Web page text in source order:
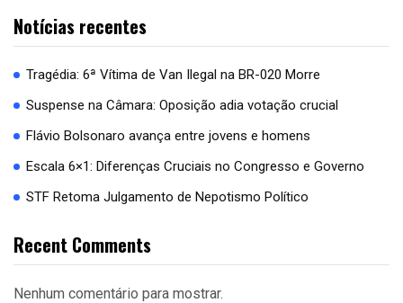
Notícias recentes
Tragédia: 6ª Vítima de Van Ilegal na BR-020 Morre
Suspense na Câmara: Oposição adia votação crucial
Flávio Bolsonaro avança entre jovens e homens
Escala 6×1: Diferenças Cruciais no Congresso e Governo
STF Retoma Julgamento de Nepotismo Político
Recent Comments
Nenhum comentário para mostrar.